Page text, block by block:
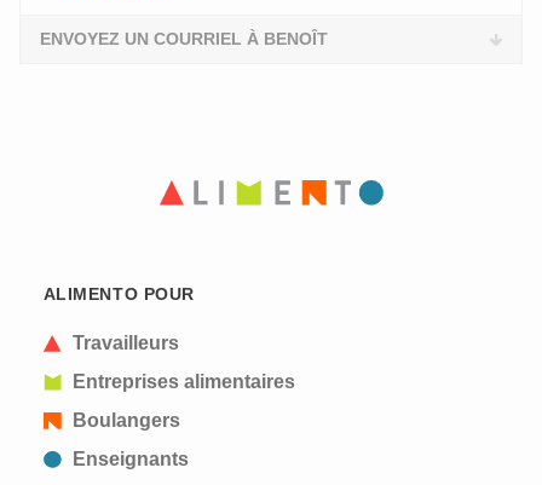
ENVOYEZ UN COURRIEL À BENOÎT
ALIMENTO POUR
Travailleurs
Entreprises alimentaires
Boulangers
Enseignants